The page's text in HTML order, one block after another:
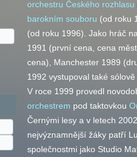
orchestru Českého rozhlasu
barokním souboru (od roku
(od roku 1996). Jako hráč
1991 (první cena, cena
cena), Manchester 1989
1992 vystupoval také
V roce 1999 provedl
orchestrem pod taktovkou
Černými lesy a v letech
nejvýznamnější žáky patří
společnostmi jako Studio